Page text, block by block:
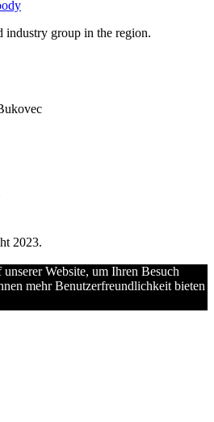
industry group in the region.
2023.
Website, um Ihren Besuch
mehr Benutzerfreundlichkeit bieten